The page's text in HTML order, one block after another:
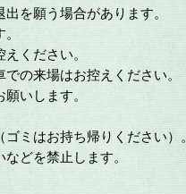
を願う場合があります。
ください。
の来場はお控えください。
いします。
ミはお持ち帰りください）
どを禁止します。